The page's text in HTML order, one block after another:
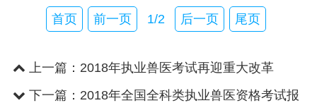
首页 前一页 1/2 后一页 尾页
上一篇： 2018年执业兽医考试再迎重大改革
下一篇： 2018年全国全科类执业兽医资格考试报